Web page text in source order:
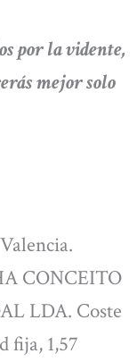
por la vidente,
mejor solo
CONCEITO
LDA. Coste
fija, 1,57